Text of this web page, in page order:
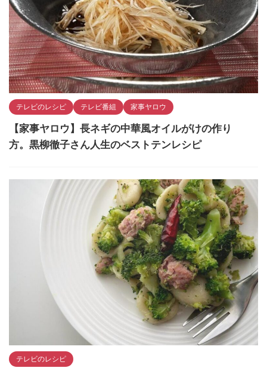
テレビのレシピ テレビ番組 家事ヤロウ
【家事ヤロウ】長ネギの中華風オイルがけの作り
方。黒柳徹子さん人生のベストテンレシピ
テレビのレシピ